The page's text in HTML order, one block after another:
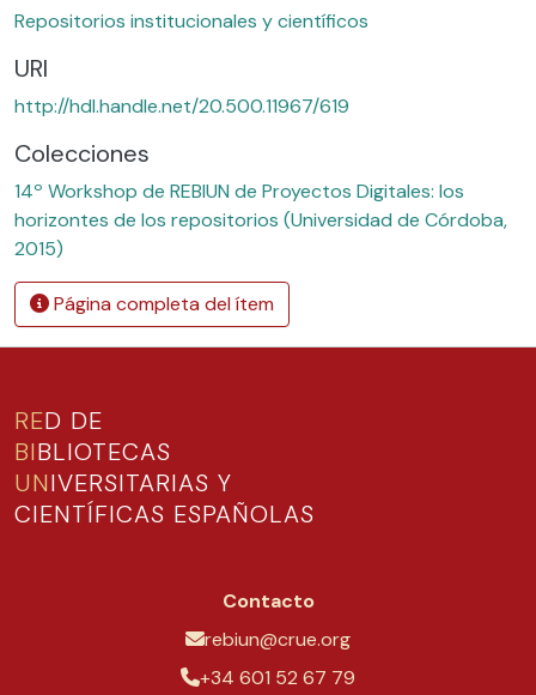
Repositorios institucionales y científicos
URI
http://hdl.handle.net/20.500.11967/619
Colecciones
14º Workshop de REBIUN de Proyectos Digitales: los
horizontes de los repositorios (Universidad de Córdoba,
2015)
Página completa del ítem
RED DE
BIBLIOTECAS
UNIVERSITARIAS Y
CIENTÍFICAS ESPAÑOLAS
Contacto
rebiun@crue.org
+34 601 52 67 79